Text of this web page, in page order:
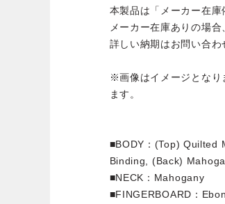
本製品は「メーカー在庫
メーカー在庫ありの場
詳しい納期はお問い合わ
※画像はイメージとなり
ます。
■BODY：(Top) Quilted
Binding, (Back)
■NECK：Mahogany
■FINGERBOARD：